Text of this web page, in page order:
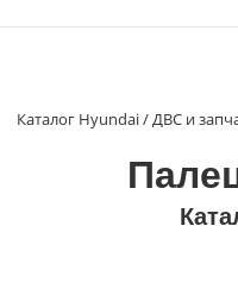
Каталог Hyundai / ДВС и